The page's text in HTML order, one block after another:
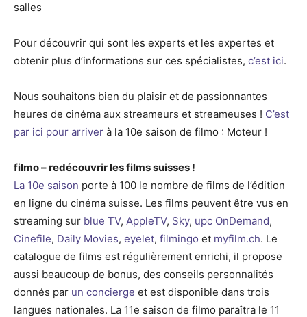
salles
Pour découvrir qui sont les experts et les expertes et
obtenir plus d’informations sur ces spécialistes, c’est ici.
Nous souhaitons bien du plaisir et de passionnantes
heures de cinéma aux streameurs et streameuses ! C’est
par ici pour arriver à la 10e saison de filmo : Moteur !
filmo – redécouvrir les films suisses !
La 10e saison porte à 100 le nombre de films de l’édition
en ligne du cinéma suisse. Les films peuvent être vus en
streaming sur blue TV, AppleTV, Sky, upc OnDemand,
Cinefile, Daily Movies, eyelet, filmingo et myfilm.ch. Le
catalogue de films est régulièrement enrichi, il propose
aussi beaucoup de bonus, des conseils personnalités
donnés par un concierge et est disponible dans trois
langues nationales. La 11e saison de filmo paraîtra le 11